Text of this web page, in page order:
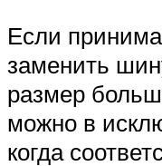
Если
заменить
размер
можно в
когда